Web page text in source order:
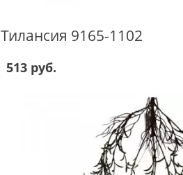
Тилансия 9165-1102
513 руб.